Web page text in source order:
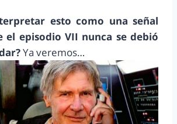
esto como una señal
el episodio VII nunca se debió
Ya veremos…